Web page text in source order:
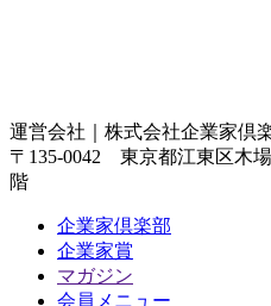
運営会社｜ 株式会社企業家倶
〒135-0042 東京都江東区木
階
企業家倶楽部
企業家賞
マガジン
会員メニュー